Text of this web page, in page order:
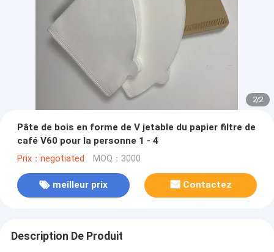
2/2
Pâte de bois en forme de V jetable du papier filtre de
café V60 pour la personne 1 - 4
Prix：negotiated MOQ：3000
meilleur prix Contactez
Description De Produit